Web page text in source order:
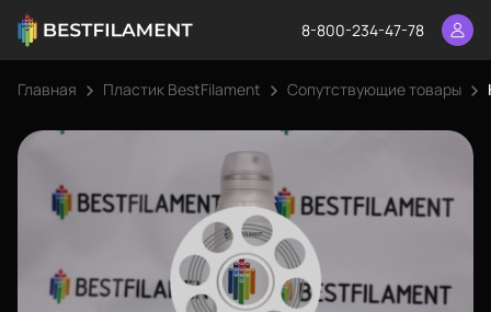
8-800-234-47-78
Главная Пластик BestFilament Сопутствующие товары